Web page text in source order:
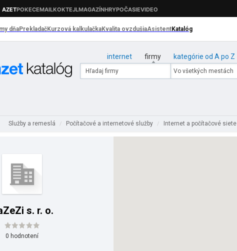
internet firmy kategórie od A po Z
Služby a remeslá / Počítačové a internetové služby / Internet a počítačové siete
s. r. o.
0 hodnotení